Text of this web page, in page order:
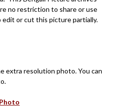
no restriction to share or use
or cut this picture partially.
extra resolution photo. You can